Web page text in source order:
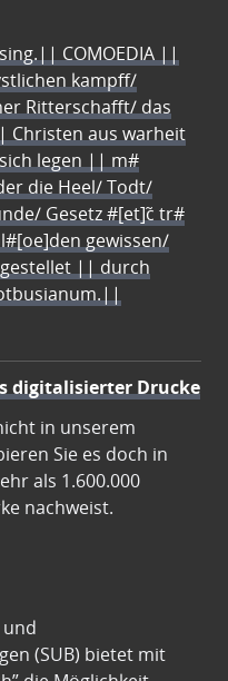
COMOEDIA ||
kampff/
Ritterschafft/ das
Christen aus warheit
legen || m#
die Heel/ Todt/
Gesetz #[et]c̃ tr#
gewissen/
|| durch
digitalisierter Drucke
in unserem
Sie es doch in
als 1.600.000
nachweist.
und
(SUB) bietet mit